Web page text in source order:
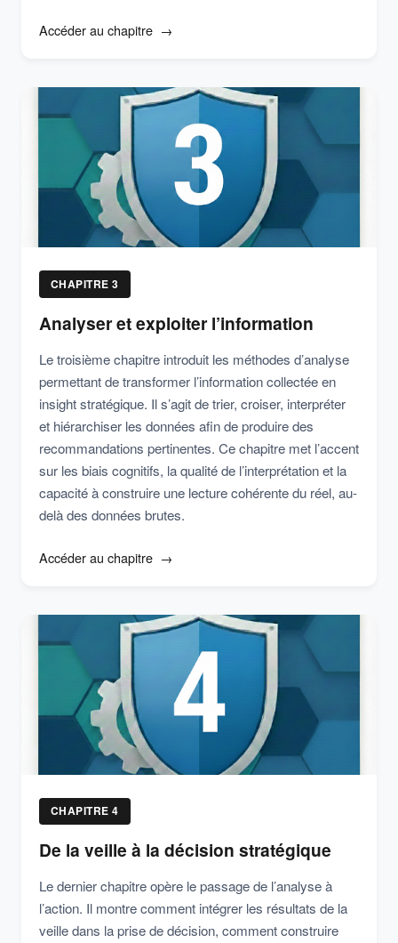
Accéder au chapitre
CHAPITRE 3
Analyser et exploiter l’information
Le troisième chapitre introduit les méthodes d’analyse
permettant de transformer l’information collectée en
insight stratégique. Il s’agit de trier, croiser, interpréter
et hiérarchiser les données afin de produire des
recommandations pertinentes. Ce chapitre met l’accent
sur les biais cognitifs, la qualité de l’interprétation et la
capacité à construire une lecture cohérente du réel, au-
delà des données brutes.
Accéder au chapitre
CHAPITRE 4
De la veille à la décision stratégique
Le dernier chapitre opère le passage de l’analyse à
l’action. Il montre comment intégrer les résultats de la
veille dans la prise de décision, comment construire